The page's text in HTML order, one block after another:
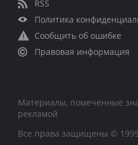
RSS
Политика
Сообщить об ошибке
Правовая информация
Материалы, помеченные
рекламой
Все права защищены ©